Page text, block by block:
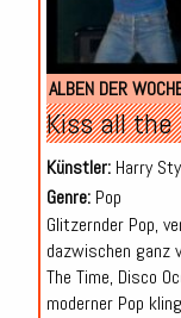
ALBEN DER
Kiss all
Künstler:Harry
Genre:Pop
Glitzernder Pop,
dazwischen ganz
The Time, Disco
moderner Pop